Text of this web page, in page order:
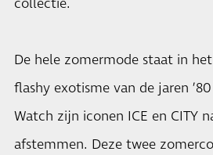
collectie.
De hele zomermode staat in
flashy exotisme van de jaren
Watch zijn iconen ICE en CITY
afstemmen. Deze twee